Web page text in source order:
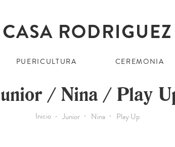
PUERICULTURA CEREMONIA
Junior / Nina / Play
Inicio Junior Nina Play Up